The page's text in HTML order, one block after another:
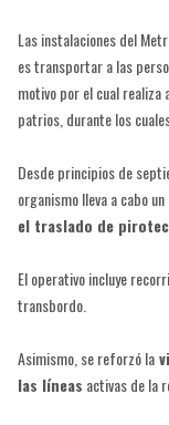
Las instalaciones del
es transportar a las
motivo por el cual realiza
patrios, durante los
Desde principios de
organismo lleva a cabo un
el traslado de
El operativo incluye
transbordo.
Asimismo, se reforzó la
las líneas activas de la